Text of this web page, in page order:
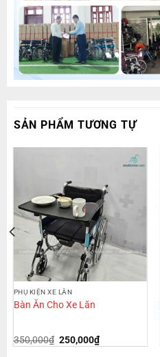
SẢN PHẨM TƯƠNG TỰ
PHỤ KIỆN XE LĂN
Bàn Ăn Cho Xe Lăn
350,000₫ 250,000₫